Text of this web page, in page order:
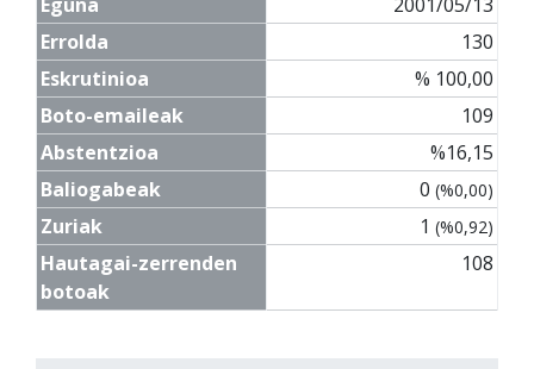
Errolda
130
Eskrutinioa
% 100,00
Boto-emaileak
109
Abstentzioa
%16,15
Baliogabeak
0 (%0,00)
Zuriak 1 (%0,92)
Hautagai-zerrenden
botoak
108